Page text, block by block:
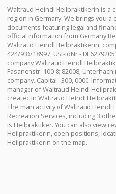
Waltraud Heindl Heilpraktikerin is a
region in Germany. We brings you
documents featuring legal and
official information from Germany
Waltraud Heindl Heilpraktikerin,
424/936/18997, USt-IdNr -
company Waltraud Heindl
Fasanenstr. 100-8; 82008;
company. Capital - 300, 000€.
manager of Waltraud Heindl
created in Waltraud Heindl
The main activity of Waltraud
Recreation Services, including 3
is Heilpraktiker. You can also view
Heilpraktikerin, open positions,
Heilpraktikerin on the map.